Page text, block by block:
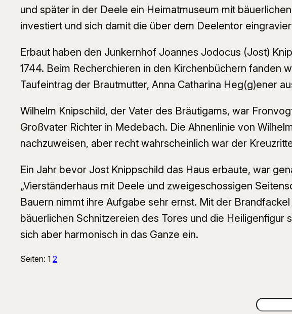
und später in der Deele ein Heimatmuseum mit
investiert und sich damit die über dem Deelentor
Erbaut haben den Junkernhof Joannes Jodocus (Jost)
1744. Beim Recherchieren in den Kirchenbüchern fanden
Taufeintrag der Brautmutter, Anna Catharina Heg(g)ener
Wilhelm Knipschild, der Vater des Bräutigams, war
Großvater Richter in Medebach. Die Ahnenlinie von
nachzuweisen, aber recht wahrscheinlich war der
Ein Jahr bevor Jost Knippschild das Haus erbaute, war
„Vierständerhaus mit Deele und zweigeschossigen
Bauern nimmt ihre Aufgabe sehr ernst. Mit der
bäuerlichen Schnitzereien des Tores und die Heiligenfigur
sich aber harmonisch in das Ganze ein.
Seiten: 1 2